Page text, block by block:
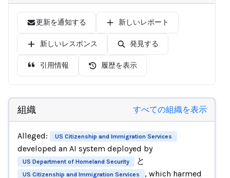
更新を通知する 新しいレポート
新しいレスポンス 発見する
引用情報 履歴を表示
組織 すべての組織を表示
Alleged: US Citizenship and Immigration Services
developed an AI system deployed by
US Department of Homeland Security と
US Citizenship and Immigration Services , which harmed